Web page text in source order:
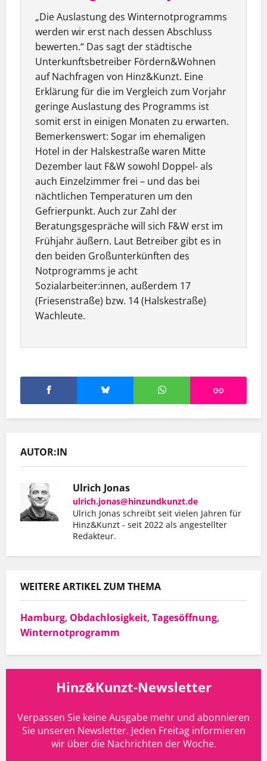
„Die Auslastung des Winternotprogramms
werden wir erst nach dessen Abschluss
bewerten.“ Das sagt der städtische
Unterkunftsbetreiber Fördern&Wohnen
auf Nachfragen von Hinz&Kunzt. Eine
Erklärung für die im Vergleich zum Vorjahr
geringe Auslastung des Programms ist
somit erst in einigen Monaten zu erwarten.
Bemerkenswert: Sogar im ehemaligen
Hotel in der Halskestraße waren Mitte
Dezember laut F&W sowohl Doppel- als
auch Einzelzimmer frei – und das bei
nächtlichen Temperaturen um den
Gefrierpunkt. Auch zur Zahl der
Beratungsgespräche will sich F&W erst im
Frühjahr äußern. Laut Betreiber gibt es in
den beiden Großunterkünften des
Notprogramms je acht
Sozialarbeiter:innen, außerdem 17
(Friesenstraße) bzw. 14 (Halskestraße)
Wachleute.
AUTOR:IN
Ulrich Jonas
ulrich.jonas@hinzundkunzt.de
Ulrich Jonas schreibt seit vielen Jahren für
Hinz&Kunzt - seit 2022 als angestellter
Redakteur.
WEITERE ARTIKEL ZUM THEMA
Hamburg, Obdachlosigkeit, Tagesöffnung,
Winternotprogramm
Hinz&Kunzt-Newsletter
Verpassen Sie keine Ausgabe mehr und abonnieren
Sie unseren Newsletter. Jeden Freitag informieren
wir über die Nachrichten der Woche.